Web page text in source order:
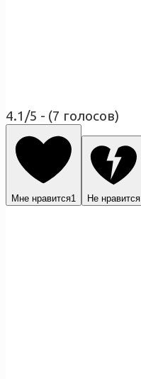
4.1/5 - (7 голосов)
Мне нравится1 Не нравится